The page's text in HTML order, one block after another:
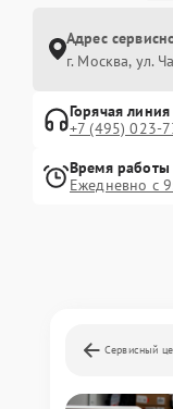
Адрес
г. Москва, ул.
Горячая линия
+7 (495) 023-
Время работы
Ежедневно с
Сервисный